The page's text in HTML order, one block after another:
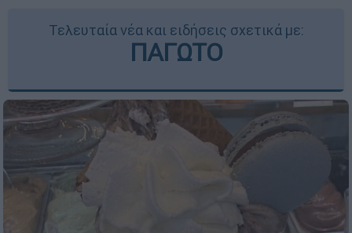
Τελευταία νέα και ειδήσεις σχετικά με:
ΠΑΓΩΤΟ